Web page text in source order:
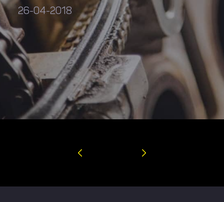
26-04-2018